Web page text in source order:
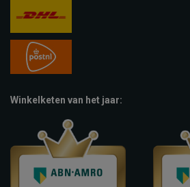
Winkelketen van het jaar: